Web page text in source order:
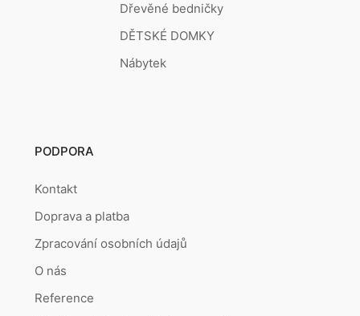
Dřevěné bedničky
DĚTSKÉ DOMKY
Nábytek
PODPORA
Kontakt
Doprava a platba
Zpracování osobních údajů
O nás
Reference